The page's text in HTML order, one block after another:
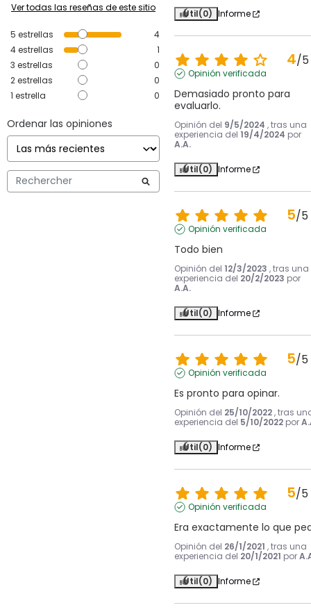
Ver todas las reseñas de este sitio
5 estrellas
4
4estrellas
1
3 estrellas
0
2estrellas
0
1 estrella 0
Ordenar las opiniones
Útil(0) Informe
4/5
Opinión verificada
Demasiado pronto para
evaluarlo.
Opinión del 9/5/2024 , tras una
experiencia del 19/4/2024 por
A.A.
Útil(0) Informe
5/5
Opinión verificada
Todo bien
Opinión del 12/3/2023 , tras una
experiencia del 20/2/2023 por
A.A.
Útil(0) Informe
5/5
Opinión verificada
Es pronto para opinar.
Opinión del 25/10/2022 , tras
experiencia del 5/10/2022 por
Útil(0) Informe
5/5
Opinión verificada
Era exactamente lo que
Opinión del 26/1/2021 , tras una
experiencia del 20/1/2021 por
Útil(0) Informe